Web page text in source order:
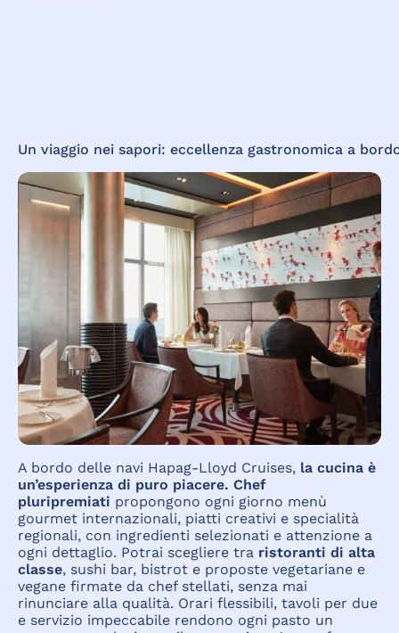
Un viaggio nei sapori: eccellenza gastronomica a
A bordo delle navi Hapag-Lloyd Cruises, la cucina è
un’esperienza di puro piacere. Chef
pluripremiati propongono ogni giorno menù
gourmet internazionali, piatti creativi e specialità
regionali, con ingredienti selezionati e attenzione a
ogni dettaglio. Potrai scegliere tra ristoranti di alta
classe, sushi bar, bistrot e proposte vegetariane e
vegane firmate da chef stellati, senza mai
rinunciare alla qualità. Orari flessibili, tavoli per due
e servizio impeccabile rendono ogni pasto un